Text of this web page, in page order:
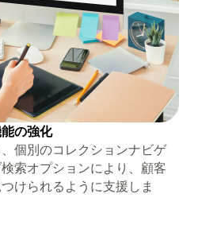
の強化
個別のコレクションナビゲ
索オプションにより、顧客
けられるように支援しま